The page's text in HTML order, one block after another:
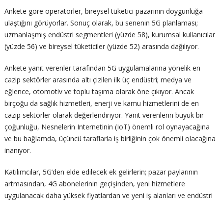
Ankete göre operatörler, bireysel tüketici pazarının doygunluğa
ulaştığını görüyorlar. Sonuç olarak, bu senenin 5G planlaması;
uzmanlaşmış endüstri segmentleri (yüzde 58), kurumsal kullanıcılar
(yüzde 56) ve bireysel tüketiciler (yüzde 52) arasında dağılıyor.
Ankete yanıt verenler tarafından 5G uygulamalarına yönelik en
cazip sektörler arasında altı çizilen ilk üç endüstri; medya ve
eğlence, otomotiv ve toplu taşıma olarak öne çıkıyor. Ancak
birçoğu da sağlık hizmetleri, enerji ve kamu hizmetlerini de en
cazip sektörler olarak değerlendiriyor. Yanıt verenlerin büyük bir
çoğunluğu, Nesnelerin Internetinin (IoT) önemli rol oynayacağına
ve bu bağlamda, üçüncü taraflarla iş birliğinin çok önemli olacağına
inanıyor.
Katılımcılar, 5G’den elde edilecek ek gelirlerin; pazar paylarının
artmasından, 4G abonelerinin geçişinden, yeni hizmetlere
uygulanacak daha yüksek fiyatlardan ve yeni iş alanları ve endüstri